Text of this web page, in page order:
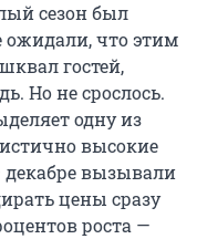
сезон был
ожидали, что этим
гостей,
Но не срослось.
одну из
высокие
вызывали
цены сразу
роста —